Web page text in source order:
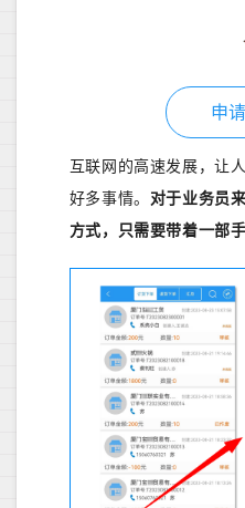
申
互联网的高速发展，让
好多事情。 对于业务员
方式，只需要带着一部